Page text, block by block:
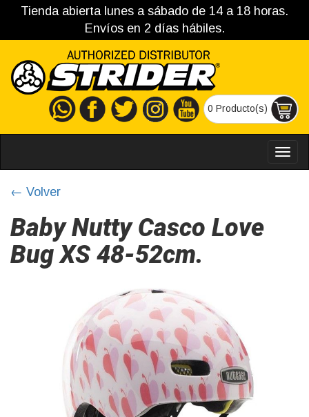
Tienda abierta lunes a sábado de 14 a 18 horas.
Envíos en 2 días hábiles.
0 Producto(s)
← Volver
Baby Nutty Casco Love
Bug XS 48-52cm.